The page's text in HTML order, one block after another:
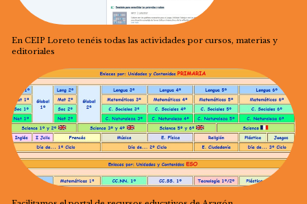
En CEIP Loreto tenéis todas las actividades por cursos, materias y
editoriales